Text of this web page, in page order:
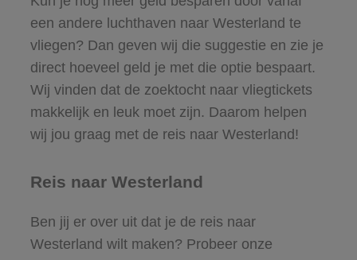
een andere luchthaven naar Westerland te
vliegen? Dan geven wij die suggestie en zie je
direct hoeveel geld je met die optie bespaart.
Wij vinden dat de zoektocht naar vliegtickets
makkelijk en leuk moet zijn. Daarom helpen
wij jou graag met de reis naar Westerland!
Reis naar Westerland
Ben jij er over uit dat je de reis naar
Westerland wilt maken? Probeer onze